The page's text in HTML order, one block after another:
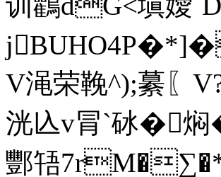
V渑荣鞔^);繤〖
洸兦v冐`砅�焖
酆啎7rM�∑�*